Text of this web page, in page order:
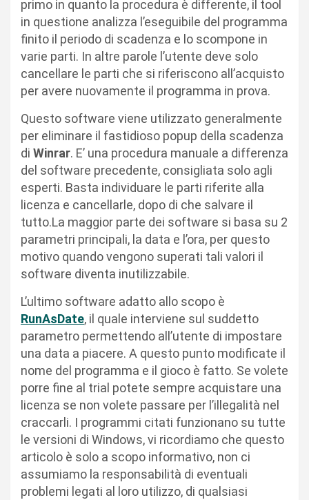
primo in quanto la procedura è differente, il tool
in questione analizza l’eseguibile del programma
finito il periodo di scadenza e lo scompone in
varie parti. In altre parole l’utente deve solo
cancellare le parti che si riferiscono all’acquisto
per avere nuovamente il programma in prova.
Questo software viene utilizzato generalmente
per eliminare il fastidioso popup della scadenza
di Winrar. E’ una procedura manuale a differenza
del software precedente, consigliata solo agli
esperti. Basta individuare le parti riferite alla
licenza e cancellarle, dopo di che salvare il
tutto.La maggior parte dei software si basa su 2
parametri principali, la data e l’ora, per questo
motivo quando vengono superati tali valori il
software diventa inutilizzabile.
L’ultimo software adatto allo scopo è
RunAsDate, il quale interviene sul suddetto
parametro permettendo all’utente di impostare
una data a piacere. A questo punto modificate il
nome del programma e il gioco è fatto. Se volete
porre fine al trial potete sempre acquistare una
licenza se non volete passare per l’illegalità nel
craccarli. I programmi citati funzionano su tutte
le versioni di Windows, vi ricordiamo che questo
articolo è solo a scopo informativo, non ci
assumiamo la responsabilità di eventuali
problemi legati al loro utilizzo, di qualsiasi